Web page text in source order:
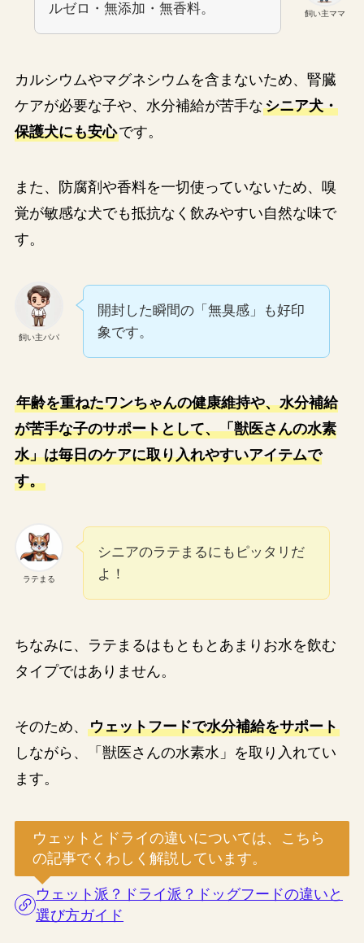
飼い主ママ
ルゼロ・無添加・無香料。
カルシウムやマグネシウムを含まないため、腎臓
ケアが必要な子や、水分補給が苦手なシニア犬・
保護犬にも安心です。
また、防腐剤や香料を一切使っていないため、嗅
覚が敏感な犬でも抵抗なく飲みやすい自然な味で
す。
飼い主パパ
開封した瞬間の「無臭感」も好印
象です。
年齢を重ねたワンちゃんの健康維持や、水分補給
が苦手な子のサポートとして、「獣医さんの水素
水」は毎日のケアに取り入れやすいアイテムで
す。
ラテまる
シニアのラテまるにもピッタリだ
よ！
ちなみに、ラテまるはもともとあまりお水を飲む
タイプではありません。
そのため、 ウェットフードで水分補給をサポート
しながら、「獣医さんの水素水」を取り入れてい
ます。
ウェットとドライの違いについては、こちら
の記事でくわしく解説しています。
ウェット派？ドライ派？ドッグフードの違いと
選び方ガイド